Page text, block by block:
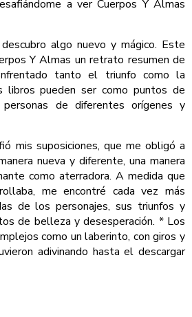
a ver Cuerpos Y Almas
algo nuevo y mágico. Este
Y Almas un retrato resumen de
tanto el triunfo como la
libros pueden ser como puntos de
personas de diferentes orígenes y
mis suposiciones, que me obligó a
nueva y diferente, una manera
como aterradora. A medida que
me encontré cada vez más
de los personajes, sus triunfos y
de belleza y desesperación. * Los
como un laberinto, con giros y
adivinando hasta el descargar